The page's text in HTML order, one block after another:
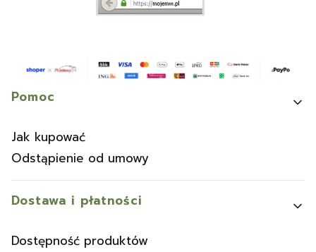
Linki w stopce
Pomoc
Jak kupować
Odstąpienie od umowy
Dostawa i płatności
Dostępność produktów